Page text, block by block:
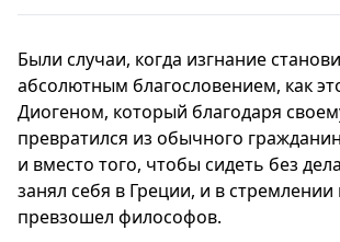
Были случаи, когда изгнание
абсолютным благословением, как
Диогеном, который благодаря
превратился из обычного
и вместо того, чтобы сидеть без
занял себя в Греции, и в стремлении
превзошел философов.